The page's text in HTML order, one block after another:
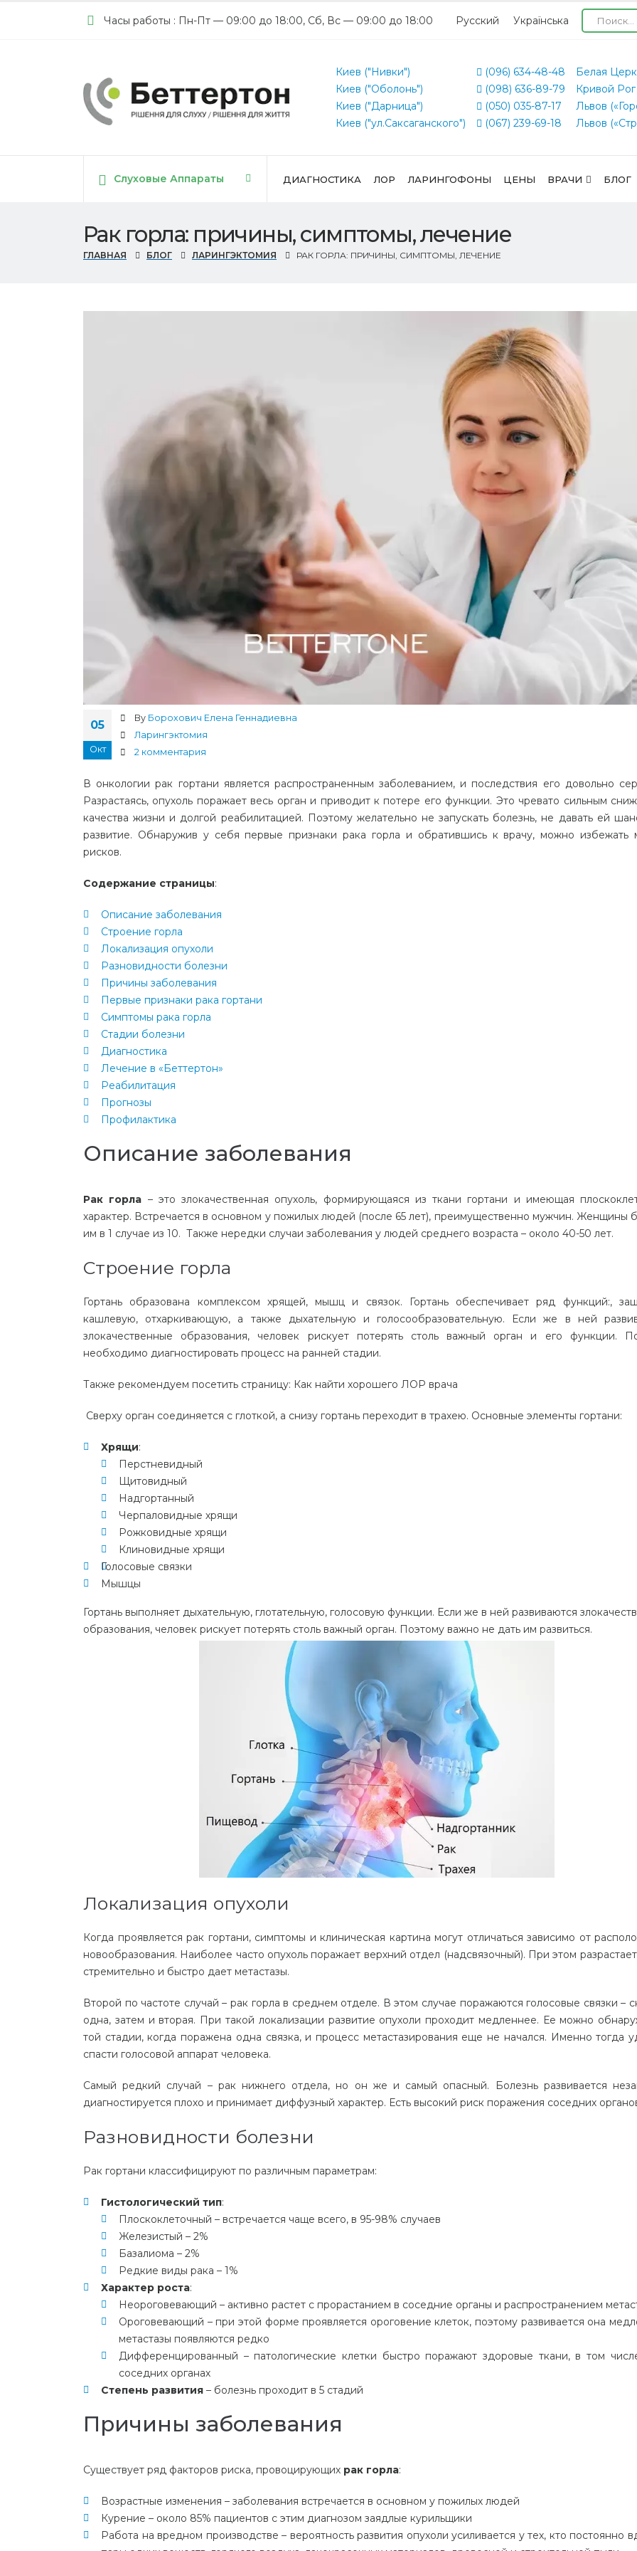
Часы работы : Пн-Пт — 09:00 до 18:00, Сб, Вс — 09:00 до 18:00 Русский Українська
Киев ("Нивки")
Киев ("Оболонь")
Киев ("Дарница")
Киев ("ул.Саксаганского")
(096) 634-48-48
(098) 636-89-79
(050) 035-87-17
(067) 239-69-18
Белая
Кривой Рог
Львов
Львов
Cлуховые Аппараты ДИАГНОСТИКА ЛОР ЛАРИНГОФОНЫ ЦЕНЫ ВРАЧИ БЛОГ
Рак горла: причины, симптомы, лечение
ГЛАВНАЯ БЛОГ ЛАРИНГЭКТОМИЯ РАК ГОРЛА: ПРИЧИНЫ, СИМПТОМЫ, ЛЕЧЕНИЕ
05
Окт
By Борохович Елена Геннадиевна
Ларингэктомия
2 комментария
В онкологии рак гортани является распространенным заболеванием, и последствия его довольно
Разрастаясь, опухоль поражает весь орган и приводит к потере его функции. Это чревато сильным
качества жизни и долгой реабилитацией. Поэтому желательно не запускать болезнь, не давать ей
развитие. Обнаружив у себя первые признаки рака горла и обратившись к врачу, можно избежать
рисков.
Содержание страницы:
Описание заболевания
Строение горла
Локализация опухоли
Разновидности болезни
Причины заболевания
Первые признаки рака гортани
Симптомы рака горла
Стадии болезни
Диагностика
Лечение в «Беттертон»
Реабилитация
Прогнозы
Профилактика
Описание заболевания
Рак горла – это злокачественная опухоль, формирующаяся из ткани гортани и имеющая
характер. Встречается в основном у пожилых людей (после 65 лет), преимущественно мужчин. Женщины
им в 1 случае из 10. Также нередки случаи заболевания у людей среднего возраста – около 40-50 лет.
Строение горла
Гортань образована комплексом хрящей, мышц и связок.
Гортань обеспечивает ряд функций:,
кашлевую, отхаркивающую, а также дыхательную и голосообразовательную.
Если же в ней
злокачественные образования, человек рискует потерять столь важный орган и его функции.
необходимо диагностировать процесс на ранней стадии.
Также рекомендуем посетить страницу: Как найти хорошего ЛОР врача
Сверху орган соединяется с глоткой, а снизу гортань переходит в трахею. Основные элементы гортани:
Хрящи:
Перстневидный
Щитовидный
Надгортанный
Черпаловидные хрящи
Рожковидные хрящи
Клиновидные хрящи
Голосовые связки
Мышцы
Гортань выполняет дыхательную, глотательную, голосовую функции. Если же в ней развиваются
образования, человек рискует потерять столь важный орган. Поэтому важно не дать им развиться.
Локализация опухоли
Когда проявляется рак гортани, симптомы и клиническая картина могут отличаться зависимо от
новообразования. Наиболее часто опухоль поражает верхний отдел (надсвязочный). При этом
стремительно и быстро дает метастазы.
Второй по частоте случай – рак горла в среднем отделе. В этом случае поражаются голосовые связки –
одна, затем и вторая. При такой локализации развитие опухоли проходит медленнее. Ее можно
той стадии, когда поражена одна связка, и процесс метастазирования еще не начался. Именно тогда
спасти голосовой аппарат человека.
Самый редкий случай – рак нижнего отдела, но он же и самый опасный. Болезнь развивается
диагностируется плохо и принимает диффузный характер. Есть высокий риск поражения соседних
Разновидности болезни
Рак гортани классифицируют по различным параметрам:
Гистологический тип:
Плоскоклеточный – встречается чаще всего, в 95-98% случаев
Железистый – 2%
Базалиома – 2%
Редкие виды рака – 1%
Характер роста:
Неороговевающий – активно растет с прорастанием в соседние органы и распространением
Ороговевающий – при этой форме проявляется ороговение клеток, поэтому развивается она
метастазы появляются редко
Дифференцированный – патологические клетки быстро поражают здоровые ткани, в том
соседних органах
Степень развития – болезнь проходит в 5 стадий
Причины заболевания
Существует ряд факторов риска, провоцирующих рак горла:
Возрастные изменения – заболевания встречается в основном у пожилых людей
Курение – около 85% пациентов с этим диагнозом заядлые курильщики
Работа на вредном производстве – вероятность развития опухоли усиливается у тех, кто постоянно